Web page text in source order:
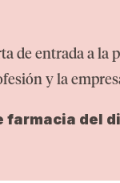
de entrada a la
y la
farmacia del